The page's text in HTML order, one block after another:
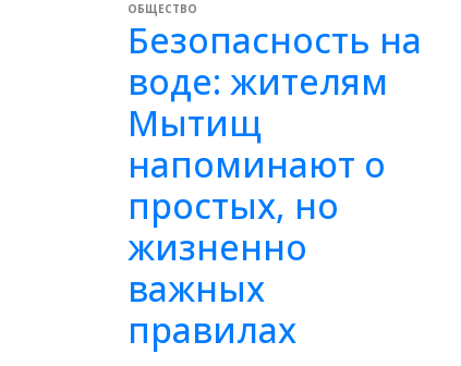
ОБЩЕСТВО
Безопасность на
воде: жителям
Мытищ
напоминают о
простых, но
жизненно
важных
правилах